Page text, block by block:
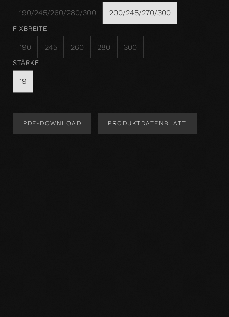
190/245/260/280/300 200/245/270/300
FIXBREITE
190 245 260 280 300
STÄRKE
19
PDF-DOWNLOAD PRODUKTDATENBLATT